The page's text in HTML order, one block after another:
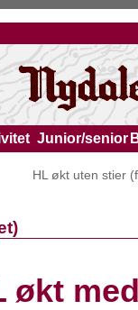
Junior/senior
HL økt uten stier
økt